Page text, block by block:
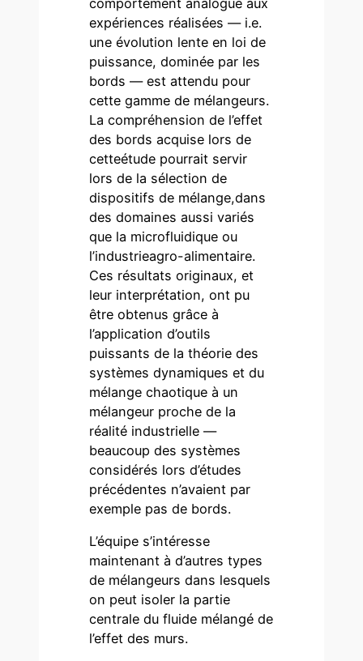
expériences réalisées — i.e.
une évolution lente en loi de
puissance, dominée par les
bords — est attendu pour
cette gamme de mélangeurs.
La compréhension de l’effet
des bords acquise lors de
cetteétude pourrait servir
lors de la sélection de
dispositifs de mélange,dans
des domaines aussi variés
que la microfluidique ou
l’industrieagro-alimentaire.
Ces résultats originaux, et
leur interprétation, ont pu
être obtenus grâce à
l’application d’outils
puissants de la théorie des
systèmes dynamiques et du
mélange chaotique à un
mélangeur proche de la
réalité industrielle —
beaucoup des systèmes
considérés lors d’études
précédentes n’avaient par
exemple pas de bords.
L’équipe s’intéresse
maintenant à d’autres types
de mélangeurs dans lesquels
on peut isoler la partie
centrale du fluide mélangé de
l’effet des murs.